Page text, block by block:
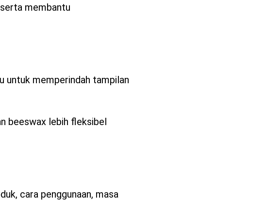
membantu
untuk memperindah tampilan
beeswax lebih fleksibel
cara penggunaan, masa